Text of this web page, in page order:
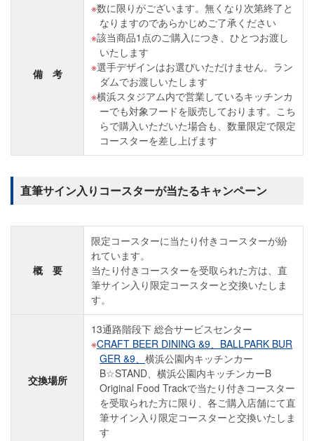
備 考
数に限りがございます。無くなり次第終了と
なりますのであらかじめご了承ください
該当商品1点のご購入につき、ひとつお渡し
いたします
選手デザインはお選びいただけません。ラン
ダムでお渡しいたします
横浜スタジアム内で営業しているキッチンカ
ーでも対象フードを販売しております。こち
らで購入いただいた場合も、数量限定で限定
コースターを差し上げます
直筆サイン入りコースターが当たるキャンペーン
概 要
限定コースターに当たり付きコースターが紛
れています。
当たり付きコースターを受取られた方は、直
筆サイン入り限定コースターと交換いたしま
す。
交換場所
13通路階段下 総合サービスセンター
CRAFT BEER DINING &9、 BALLPARK BUR
GER &9、 横浜公園内キッチンカー
B☆STAND、横浜公園内キッチンカーB
Original Food Trackで当たり付きコースター
を受取られた方に限り、各ご購入店舗にて直
筆サイン入り限定コースターと交換いたしま
す